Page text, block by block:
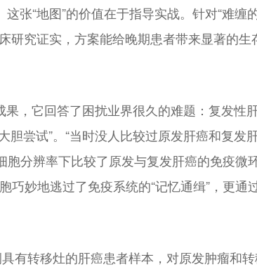
张“地图”的价值在于指导实战。针对“难缠
研究证实，方案能给晚期患者带来显著的
，它回答了困扰业界很久的难题：复发性
尝试”。“当时没人比较过原发肝癌和复发
分辨率下比较了原发与复发肝癌的免疫微
妙地逃过了免疫系统的“记忆通缉”，更通
有转移灶的肝癌患者样本，对原发肿瘤和